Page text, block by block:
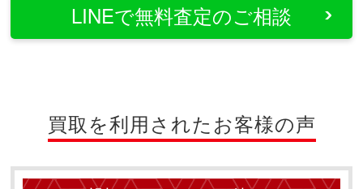
LINEで無料査定のご相談
買取を利用されたお客様の声